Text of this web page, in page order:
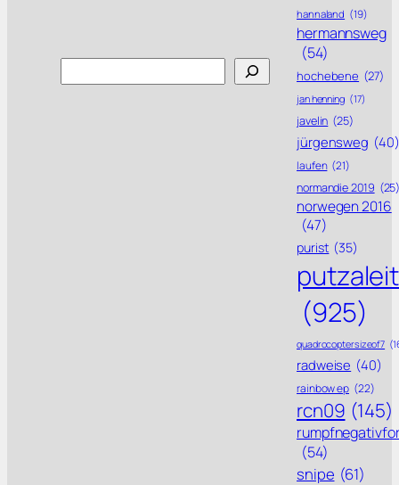
hannaland (19)
hermannsweg
(54)
hochebene (27)
jan henning (17)
javelin (25)
jürgensweg (40)
laufen (21)
normandie 2019
norwegen 2016
(47)
purist (35)
putzaleit
(925)
quadrocoptersizeof7
radweise (40)
rainbow ep (22)
rcn09 (145)
(54)
snipe (61)